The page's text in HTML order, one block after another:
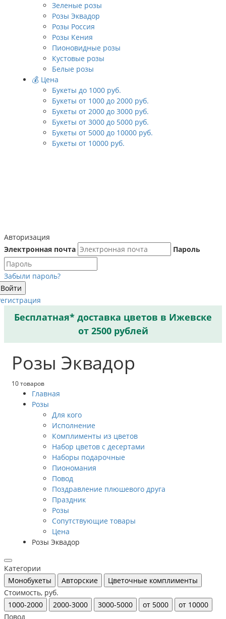
Зеленые розы
Розы Эквадор
Розы Россия
Розы Кения
Пионовидные розы
Кустовые розы
Белые розы
💰 Цена
Букеты до 1000 руб.
Букеты от 1000 до 2000 руб.
Букеты от 2000 до 3000 руб.
Букеты от 3000 до 5000 руб.
Букеты от 5000 до 10000 руб.
Букеты от 10000 руб.
Авторизация
Электронная почта
Пароль
Забыли пароль?
Войти
Бесплатная* доставка цветов в Ижевске
от 2500 рублей
Розы Эквадор
10 товаров
Главная
Розы
Для кого
Исполнение
Комплименты из цветов
Набор цветов с десертами
Наборы подарочные
Пиономания
Повод
Поздравление плюшевого друга
Праздник
Розы
Сопутствующие товары
Цена
Розы Эквадор
Категории
Монобукеты
Авторские
Цветочные комплименты
Стоимость, руб.
1000-2000
2000-3000 3000-5000 от 5000
от 10000
Повод